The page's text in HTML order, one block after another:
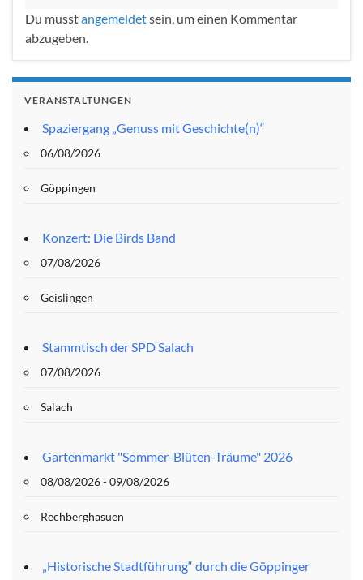
Du musstangemeldetsein, um einen Kommentar
abzugeben.
VERANSTALTUNGEN
Spaziergang „Genuss mit Geschichte(n)“
06/08/2026
Göppingen
Konzert: Die Birds Band
07/08/2026
Geislingen
Stammtisch der SPD Salach
07/08/2026
Salach
Gartenmarkt "Sommer-Blüten-Träume" 2026
08/08/2026 - 09/08/2026
Rechberghasuen
„Historische Stadtführung“ durch die Göppinger